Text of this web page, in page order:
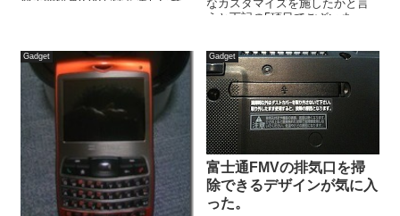
発売開始の8:00が待ち遠しいで
なカスタマイズを施したかと言
うと下記の5項目でございま
Gadget Gadget
富士通FMVの排気口を掃
除できるデザインが気に入
った。